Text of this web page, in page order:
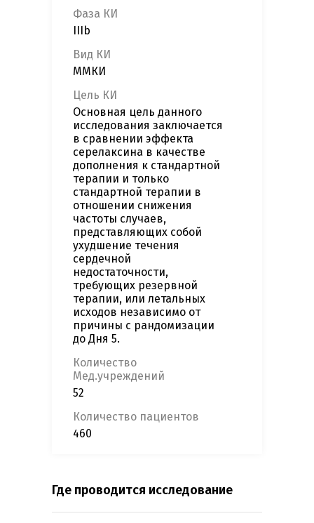
Фаза КИ
IIIb
Вид КИ
ММКИ
Цель КИ
Основная цель данного
исследования заключается
в сравнении эффекта
серелаксина в качестве
дополнения к стандартной
терапии и только
стандартной терапии в
отношении снижения
частоты случаев,
представляющих собой
ухудшение течения
сердечной
недостаточности,
требующих резервной
терапии, или летальных
исходов независимо от
причины с рандомизации
до Дня 5.
Количество
Мед.учреждений
52
Количество пациентов
460
Где проводится исследование